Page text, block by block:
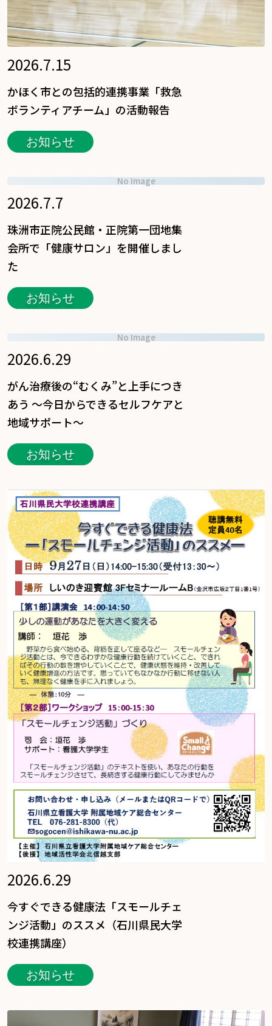
2026.7.15
かほく市との包括的連携事業「救急
ボランティアチーム」の活動報告
お知らせ
No Image
2026.7.7
珠洲市正院公民館・正院第一団地集
会所で「健康サロン」を開催しまし
た
お知らせ
No Image
2026.6.29
がん治療後の“むくみ”と上手につき
あう ～今日からできるセルフケアと
地域サポート～
お知らせ
2026.6.29
今すぐできる健康法「スモールチェ
ンジ活動」のススメ（石川県民大学
校連携講座）
お知らせ